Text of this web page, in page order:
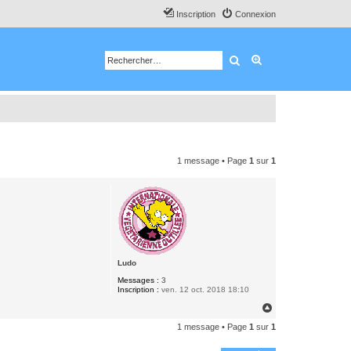
Connexion
Inscription
Rechercher
1 message • Page 1 sur 1
Ludo
Messages : 3
Inscription : ven. 12 oct. 2018 18:10
u
1 message • Page 1 sur 1